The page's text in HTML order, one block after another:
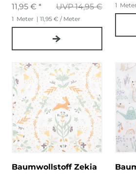
UVP 14,95 €
11,95 € *
1 Meter | 11,95 € / Meter
1
Baumwollstoff Zekia